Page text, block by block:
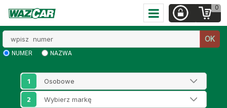
0
numer
OK
NUMER NAZWA
1
2